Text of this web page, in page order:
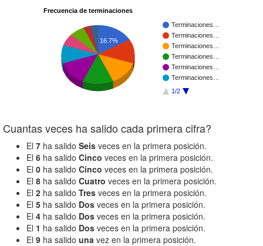
Frecuencia de terminaciones
Terminaciones…
Terminaciones…
Terminaciones…
Terminaciones…
Terminaciones…
Terminaciones…
1/2
16.7%
Cuantas veces ha salido cada primera cifra?
El 7 ha salido Seis veces en la primera posición.
El 6 ha salido Cinco veces en la primera posición.
El 0 ha salido Cinco veces en la primera posición.
El 8 ha salido Cuatro veces en la primera posición.
El 2 ha salido Tres veces en la primera posición.
El 5 ha salido Dos veces en la primera posición.
El 4 ha salido Dos veces en la primera posición.
El 1 ha salido Dos veces en la primera posición.
El 9 ha salido una vez en la primera posición.